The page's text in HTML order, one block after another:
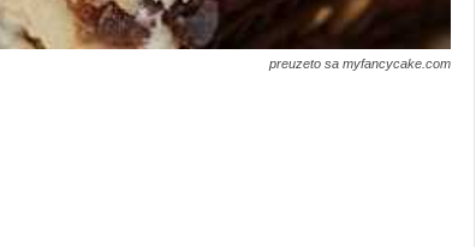
preuzeto sa myfancycake.com